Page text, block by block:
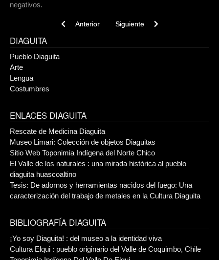
negativos.
Previous article: Cerámica
Anterior Next article: Diaguitas de Chile
Siguiente
DIAGUITA
Pueblo Diaguita
Arte
Lengua
Costumbres
ENLACES DIAGUITA
Rescate de Medicina Diaguita
Museo Limari: Colección de objetos Diaguitas
Sitio Web Toponimia Indígena del Norte Chico
El Valle de los naturales : una mirada histórica al pueblo
diaguita huascoaltino
Tesis: De adornos y herramientas nacidos del fuego: Una
caracterización del trabajo de metales en la Cultura Diaguita
BIBLIOGRAFÍA DIAGUITA
¡Yo soy Diaguita! : del museo a la identidad viva
Cultura Elqui : pueblo originario del Valle de Coquimbo, Chile